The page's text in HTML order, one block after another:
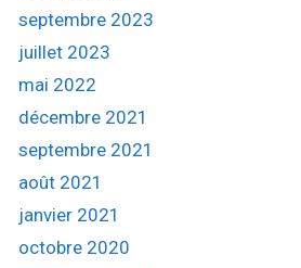
septembre 2023
juillet 2023
mai 2022
décembre 2021
septembre 2021
août 2021
janvier 2021
octobre 2020